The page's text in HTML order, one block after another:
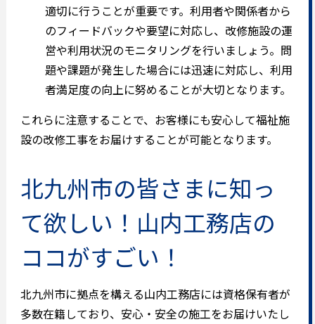
適切に行うことが重要です。利用者や関係者から
のフィードバックや要望に対応し、改修施設の運
営や利用状況のモニタリングを行いましょう。問
題や課題が発生した場合には迅速に対応し、利用
者満足度の向上に努めることが大切となります。
これらに注意することで、お客様にも安心して福祉施
設の改修工事をお届けすることが可能となります。
北九州市の皆さまに知っ
て欲しい！山内工務店の
ココがすごい！
北九州市に拠点を構える山内工務店には資格保有者が
多数在籍しており、安心・安全の施工をお届けいたし